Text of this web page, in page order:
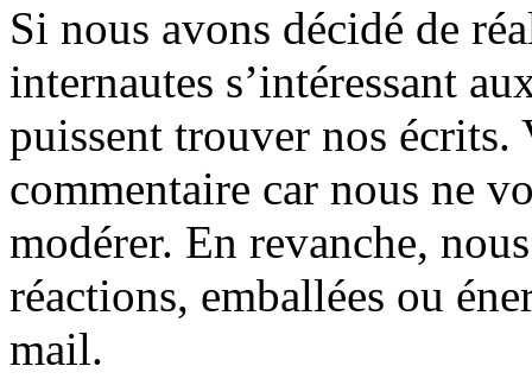
Si nous avons décidé de
internautes s’intéressant
puissent trouver nos écrits.
commentaire car nous ne
modérer. En revanche,
réactions, emballées ou
mail.